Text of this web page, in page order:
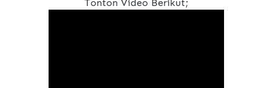
Tonton Video Berikut;